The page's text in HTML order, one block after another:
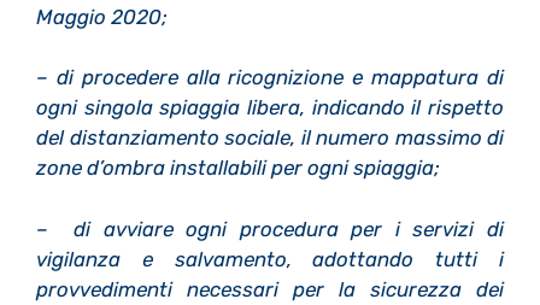
Maggio 2020;
– di procedere alla ricognizione e mappatura di
ogni singola spiaggia libera, indicando il rispetto
del distanziamento sociale, il numero massimo di
zone d’ombra installabili per ogni spiaggia;
– di avviare ogni procedura per i servizi di
vigilanza e salvamento, adottando tutti i
provvedimenti necessari per la sicurezza dei